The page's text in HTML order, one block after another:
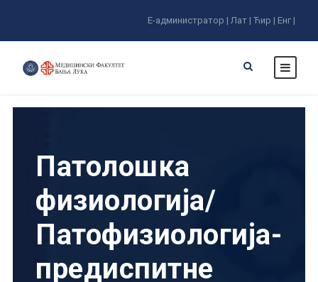
Е-администратор | Лат | Ћир | Енг |
Патолошка
физиологија/
Патофизиологија-
предиспитне